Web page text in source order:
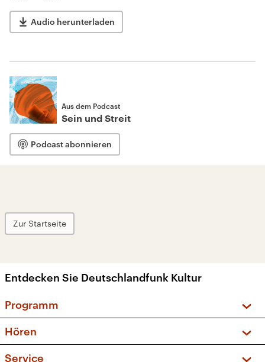
Audio herunterladen
Aus dem Podcast
Sein und Streit
Podcast abonnieren
Zur Startseite
Entdecken Sie Deutschlandfunk Kultur
Programm
Sendungen und Podcasts
Hören
Service